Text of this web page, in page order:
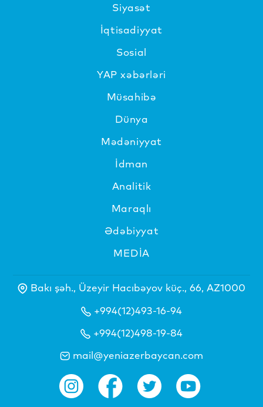
Siyasət
İqtisadiyyat
Sosial
YAP xəbərləri
Müsahibə
Dünya
Mədəniyyat
İdman
Analitik
Maraqlı
Ədəbiyyat
MEDİA
Bakı şəh., Üzeyir Hacıbəyov küç., 66, AZ1000
+994(12)493-16-94
+994(12)498-19-84
mail@yeniazerbaycan.com